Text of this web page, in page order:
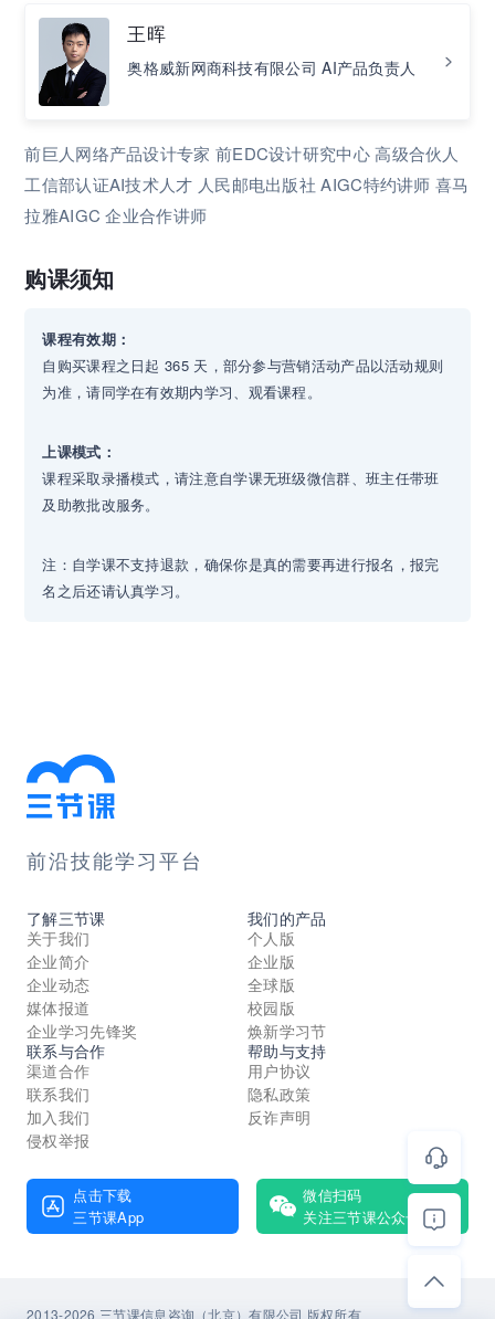
王晖
奥格威新网商科技有限公司 AI产品负责人
前巨人网络产品设计专家 前EDC设计研究中心 高级合伙人
工信部认证AI技术人才 人民邮电出版社 AIGC特约讲师 喜马
拉雅AIGC 企业合作讲师
购课须知
课程有效期：
自购买课程之日起 365 天，部分参与营销活动产品以活动规则
为准，请同学在有效期内学习、观看课程。
上课模式：
课程采取录播模式，请注意自学课无班级微信群、班主任带班
及助教批改服务。
注：自学课不支持退款，确保你是真的需要再进行报名，报完
名之后还请认真学习。
前沿技能学习平台
了解三节课
关于我们
企业简介
企业动态
媒体报道
企业学习先锋奖
我们的产品
个人版
企业版
全球版
校园版
焕新学习节
联系与合作
渠道合作
联系我们
加入我们
侵权举报
帮助与支持
用户协议
隐私政策
反诈声明
点击下载
三节课App
微信扫码
关注三节课公众号
2013-2026 三节课信息咨询（北京）有限公司 版权所有